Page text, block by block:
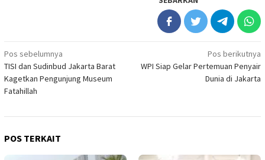
Navigasi
pos
Pos sebelumnya
TISI dan Sudinbud Jakarta Barat
Kagetkan Pengunjung Museum
Fatahillah
Pos berikutnya
WPI Siap Gelar Pertemuan Penyair
Dunia di Jakarta
POS TERKAIT